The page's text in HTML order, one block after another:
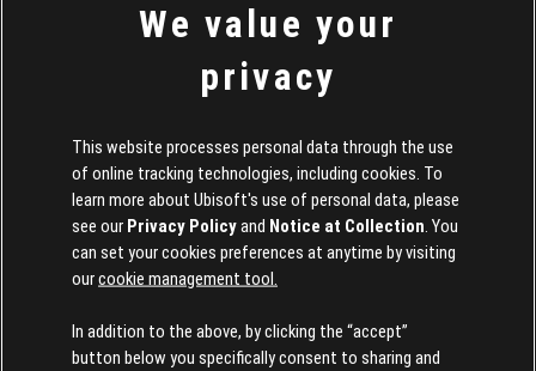
「今一番気に入っているの
は“Witch”。全ての振り付けが優美
でありながら力強いからです。
さと自信が組み合わさった完璧な振
り付けだと思います」
逆に、一番難しいと感じる振り付けについても聞き
ました：
「今は“Boy With Luv”（エクストリー
ムver.）なんですが、やり方を模索
We value your
privacy
This website processes personal data through the use
of online tracking technologies, including cookies. To
learn more about Ubisoft's use of personal data, please
see our Privacy Policyand Notice at Collection. You
can set your cookies preferences at anytime by visiting
ourcookie management tool.
In addition to the above, by clicking the “accept”
button below you specifically consent to sharing and